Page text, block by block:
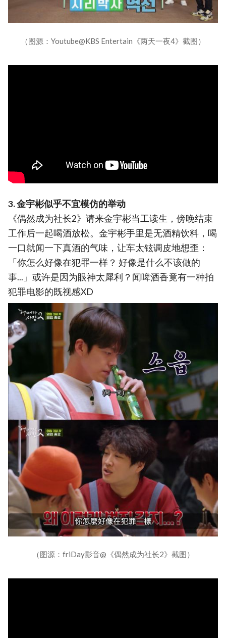
（图源：Youtube@KBS Entertain《两天一夜4》截图）
3. 金宇彬似乎不宜模仿的举动
《偶然成为社长2》请来金宇彬当工读生，傍晚结束
工作后一起喝酒放松。金宇彬手里是无酒精饮料，喝
一口就闻一下真酒的气味，让车太铉调皮地想歪：
「你怎么好像在犯罪一样？ 好像是什么不该做的
事...」或许是因为眼神太犀利？闻啤酒香竟有一种拍
犯罪电影的既视感XD
（图源：friDay影音@《偶然成为社长2》截图）